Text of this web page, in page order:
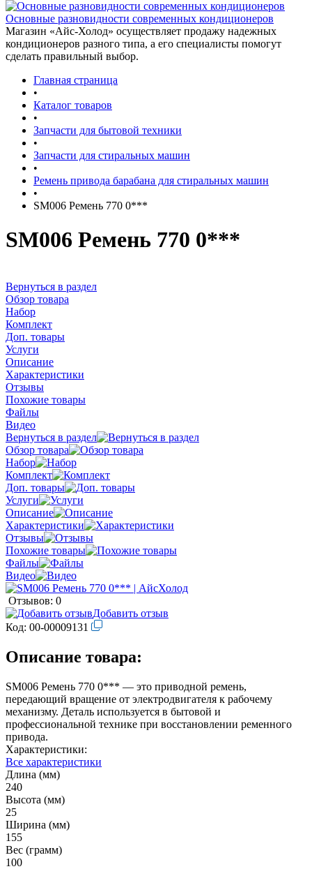
Основные разновидности современных кондиционеров
Магазин «Айс-Холод» осуществляет продажу надежных
кондиционеров разного типа, а его специалисты помогут
сделать правильный выбор.
Главная страница
•
Каталог товаров
•
Запчасти для бытовой техники
•
Запчасти для стиральных машин
•
Ремень привода барабана для стиральных машин
•
SM006 Ремень 770 0***
SM006 Ремень 770 0***
Вернуться в раздел
Обзор товара
Набор
Комплект
Доп. товары
Услуги
Описание
Характеристики
Отзывы
Похожие товары
Файлы
Видео
Вернуться в раздел
Обзор товара
Набор
Комплект
Доп. товары
Услуги
Описание
Характеристики
Отзывы
Похожие товары
Файлы
Видео
Отзывов: 0
Добавить отзыв
Код: 00-00009131
Описание товара:
SM006 Ремень 770 0*** — это приводной ремень,
передающий вращение от электродвигателя к рабочему
механизму. Деталь используется в бытовой и
профессиональной технике при восстановлении ременного
привода.
Характеристики:
Все характеристики
Длина (мм)
240
Высота (мм)
25
Ширина (мм)
155
Вес (грамм)
100